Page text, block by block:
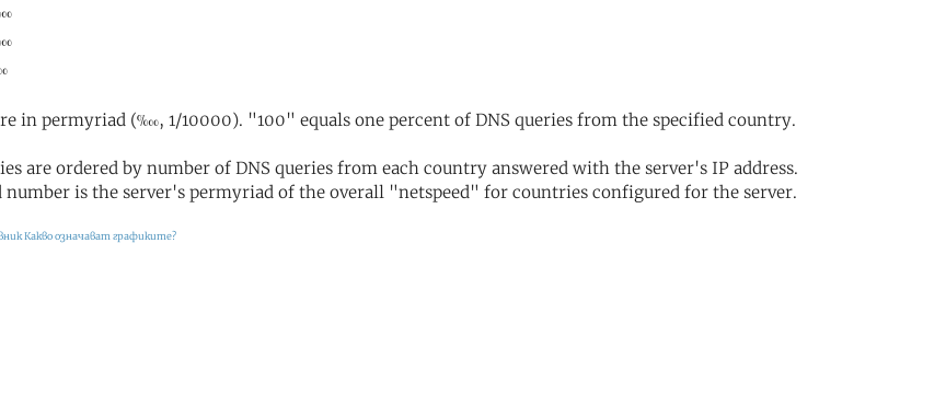
in permyriad (‱, 1/10000). "100" equals one percent of DNS queries from the specified country.
are ordered by number of DNS queries from each country answered with the server's IP address.
number is the server's permyriad of the overall "netspeed" for countries configured for the server.
Какво означават графиките?